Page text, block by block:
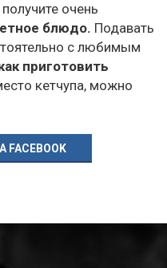
очень
блюдо. Подавать
с любимым
приготовить
кетчупа, можно